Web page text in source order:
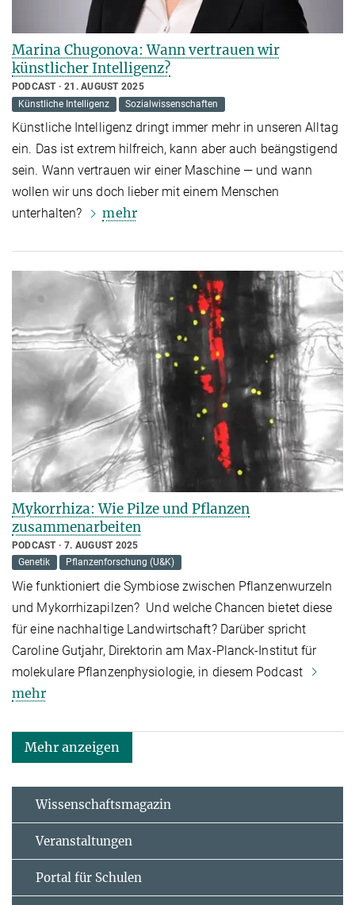
Marina Chugonova: Wann vertrauen wir
künstlicher Intelligenz?
PODCAST
21. AUGUST 2025
Künstliche Intelligenz
Sozialwissenschaften
Künstliche Intelligenz dringt immer mehr in unseren Alltag
ein. Das ist extrem hilfreich, kann aber auch beängstigend
sein. Wann vertrauen wir einer Maschine — und wann
wollen wir uns doch lieber mit einem Menschen
unterhalten?
mehr
Mykorrhiza: Wie Pilze und Pflanzen
zusammenarbeiten
PODCAST
7. AUGUST 2025
Genetik
Pflanzenforschung (U&K)
Wie funktioniert die Symbiose zwischen Pflanzenwurzeln
und Mykorrhizapilzen? Und welche Chancen bietet diese
für eine nachhaltige Landwirtschaft? Darüber spricht
Caroline Gutjahr, Direktorin am Max-Planck-Institut für
molekulare Pflanzenphysiologie, in diesem Podcast
mehr
Mehr anzeigen
Wissenschaftsmagazin
Veranstaltungen
Portal für Schulen